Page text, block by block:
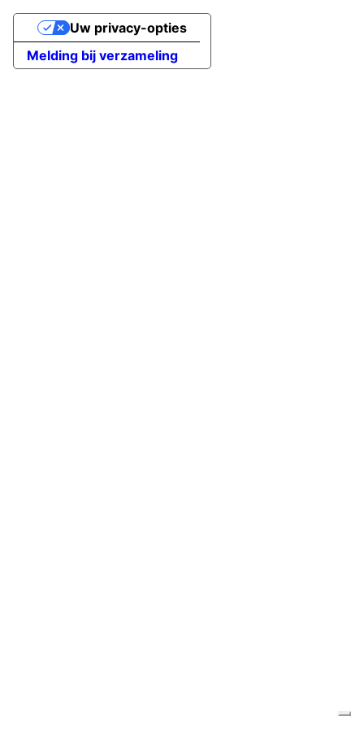
Melding bij verzameling
Uw privacy-opties